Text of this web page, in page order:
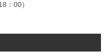
：00）